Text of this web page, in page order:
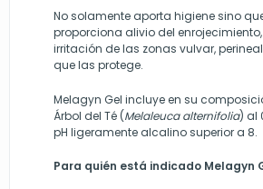
No solamente aporta higiene sino
proporciona alivio del
irritación de las zonas vulvar,
que las protege.
Melagyn Gel incluye en su
Árbol del Té (Melaleuca alternifolia) al
pH ligeramente alcalino superior a 8.
Para quién está indicado Melagyn